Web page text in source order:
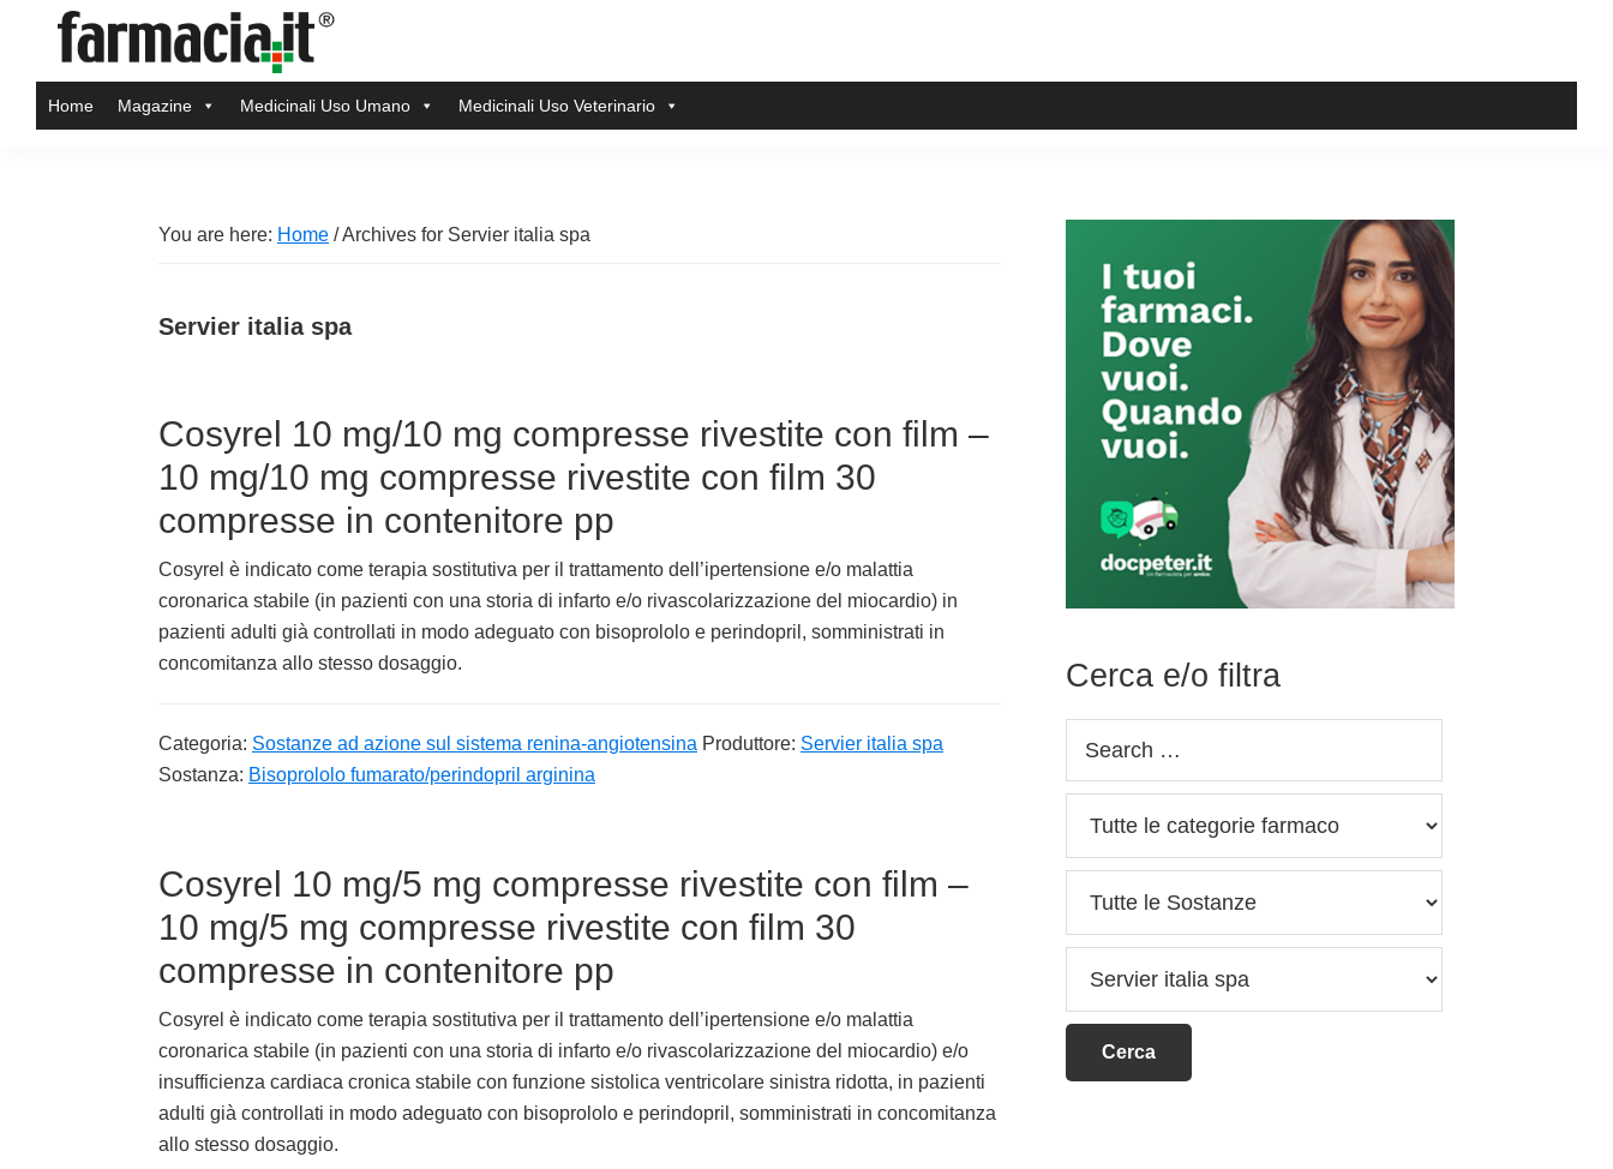
primary
main
primary
footerFarmacia.it
magazine
Home Magazine Medicinali Uso Umano Medicinali Uso Veterinario
You are here: Home /Archives for Servier italia spa
Servier italia spa
Cosyrel 10 mg/10 mg compresse rivestite con film –
10 mg/10 mg compresse rivestite con film 30
compresse in contenitore pp
Cosyrel è indicato come terapia sostitutiva per il trattamento dell’ipertensione e/o malattia
coronarica stabile (in pazienti con una storia di infarto e/o rivascolarizzazione del miocardio) in
pazienti adulti già controllati in modo adeguato con bisoprololo e perindopril, somministrati in
concomitanza allo stesso dosaggio.
Categoria: Sostanze ad azione sul sistema renina-angiotensina Produttore: Servier italia spa
Sostanza: Bisoprololo fumarato/perindopril arginina
Cosyrel 10 mg/5 mg compresse rivestite con film –
10 mg/5 mg compresse rivestite con film 30
compresse in contenitore pp
Cosyrel è indicato come terapia sostitutiva per il trattamento dell’ipertensione e/o malattia
coronarica stabile (in pazienti con una storia di infarto e/o rivascolarizzazione del miocardio) e/o
insufficienza cardiaca cronica stabile con funzione sistolica ventricolare sinistra ridotta, in pazienti
adulti già controllati in modo adeguato con bisoprololo e perindopril, somministrati in concomitanza
allo stesso dosaggio.
Sidebar
Cerca e/o filtra